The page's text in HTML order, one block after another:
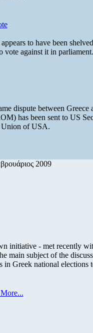
to have been
against it in parliament.
dispute between Greece
has been sent to US
Union of USA.
2009
initiative - met recently
main subject of the
in Greek national elections